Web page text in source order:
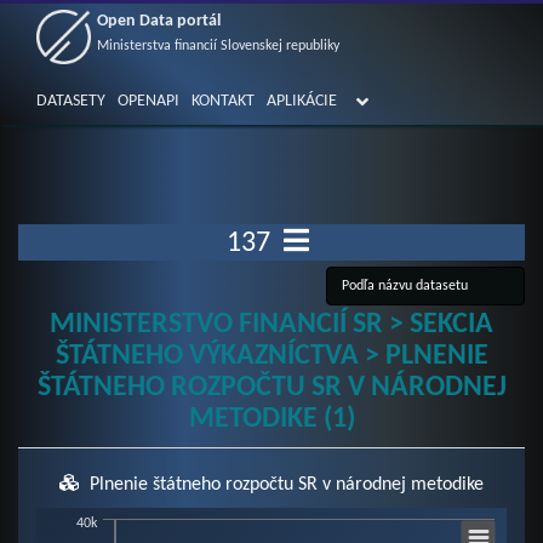
Open Data portál
Ministerstva financií Slovenskej republiky
DATASETY OPENAPI KONTAKT APLIKÁCIE
137
MINISTERSTVO FINANCIÍ SR > SEKCIA
ŠTÁTNEHO VÝKAZNÍCTVA > PLNENIE
ŠTÁTNEHO ROZPOČTU SR V NÁRODNEJ
METODIKE (1)
Plnenie štátneho rozpočtu SR v národnej metodike
Chart40k